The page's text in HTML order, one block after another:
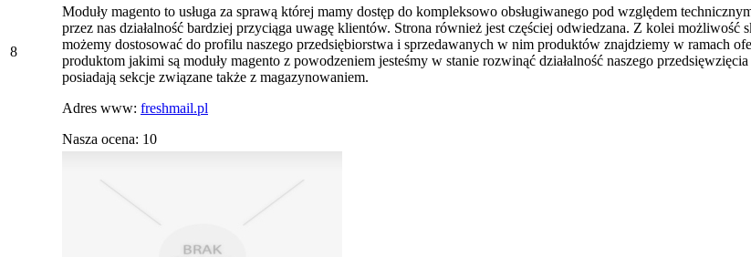
8
Moduły magento to usługa za sprawą której mamy dostęp do kompleksowo obsługiwanego pod względem
przez nas działalność bardziej przyciąga uwagę klientów. Strona również jest częściej odwiedzana. Z kolei możliwość
możemy dostosować do profilu naszego przedsiębiorstwa i sprzedawanych w nim produktów znajdziemy w ramach
produktom jakimi są moduły magento z powodzeniem jesteśmy w stanie rozwinąć działalność naszego
posiadają sekcje związane także z magazynowaniem.
Adres www: freshmail.pl
Nasza ocena: 10